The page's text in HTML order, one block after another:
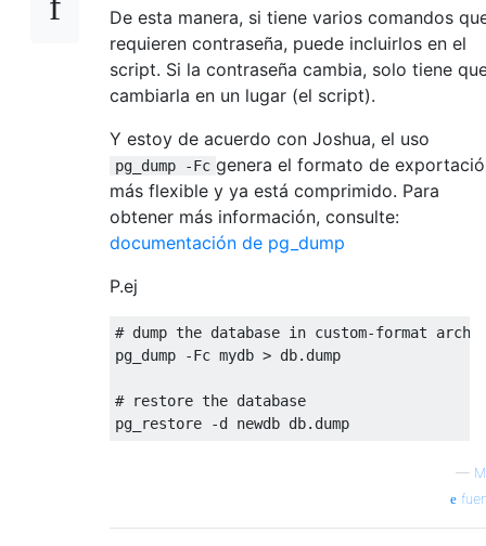
De esta manera, si tiene varios comandos
requieren contraseña, puede incluirlos en el
script. Si la contraseña cambia, solo tiene
cambiarla en un lugar (el script).
Y estoy de acuerdo con Joshua, el uso
pg_dump -Fc genera el formato de
más flexible y ya está comprimido. Para
obtener más información, consulte:
documentación de pg_dump
P.ej
# dump the database in custom-format
pg_dump
-Fc mydb > db. dump
# restore the database
pg_restore
-d newdb db. dump
—